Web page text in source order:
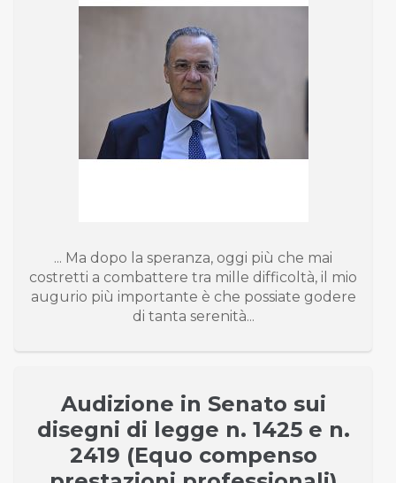
... Ma dopo la speranza, oggi più che mai
costretti a combattere tra mille difficoltà, il mio
augurio più importante è che possiate godere
di tanta serenità...
Audizione in Senato sui
disegni di legge n. 1425 e n.
2419 (Equo compenso